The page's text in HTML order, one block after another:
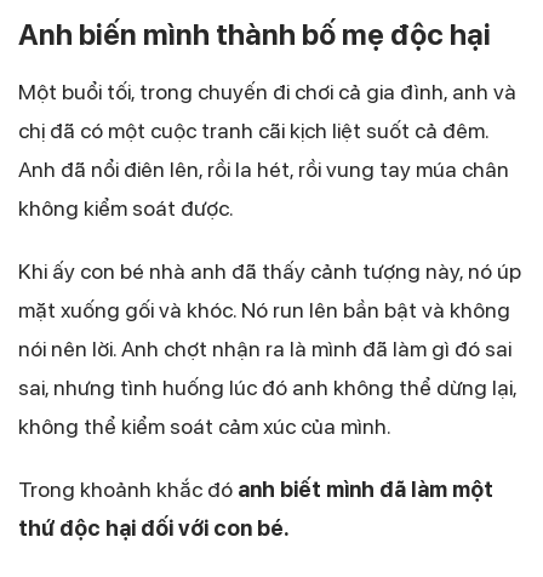
Anh biến mình thành bố mẹ độc hại
Một buổi tối, trong chuyến đi chơi cả gia đình, anh và
chị đã có một cuộc tranh cãi kịch liệt suốt cả đêm.
Anh đã nổi điên lên, rồi la hét, rồi vung tay múa chân
không kiểm soát được.
Khi ấy con bé nhà anh đã thấy cảnh tượng này, nó úp
mặt xuống gối và khóc. Nó run lên bần bật và không
nói nên lời. Anh chợt nhận ra là mình đã làm gì đó sai
sai, nhưng tình huống lúc đó anh không thể dừng lại,
không thể kiểm soát cảm xúc của mình.
Trong khoảnh khắc đó anh biết mình đã làm một
thứ độc hại đối với con bé.